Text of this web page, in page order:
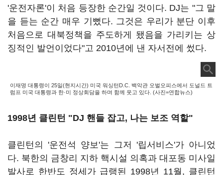
'운전자론'이 처음 등장한 순간일 것이다. DJ는 "그 말
을 듣는 순간 매우 기뻤다. 그것은 우리가 분단 이후
처음으로 대북정책을 주도하게 됐음을 가리키는 상
징적인 발언이었다"고 2010년에 낸 자서전에 썼다.
이재명 대통령이 25일(현지시간) 미국 워싱턴D.C. 백악관 오벌오피스에서 도널드 트
럼프 미국 대통령과 한·미 정상회담을 하며 함께 웃고 있다. (사진=연합뉴스)
1998년 클린턴 "DJ 핸들 잡고, 나는 보조 역할"
클린턴의 '운전석 양보'는 그저 '립서비스'가 아니었
다. 북한의 금창리 지하 핵시설 의혹과 대포동 미사일
발사로 한반도 정세가 급랭된 1998년 11월, 클린턴